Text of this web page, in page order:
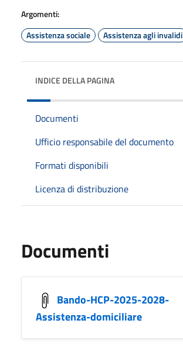
Argomenti:
Assistenza sociale
Assistenza agli invalidi
INDICE DELLA PAGINA
Documenti
Ufficio responsabile del documento
Formati disponibili
Licenza di distribuzione
Documenti
Bando-HCP-2025-2028-
Assistenza-domiciliare